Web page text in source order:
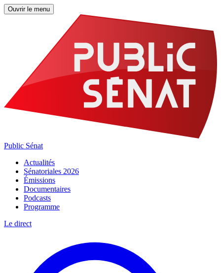
Ouvrir le menu
Public Sénat
Actualités
Sénatoriales 2026
Émissions
Documentaires
Podcasts
Programme
Le direct